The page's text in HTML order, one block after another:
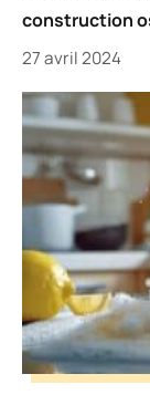
construction
27 avril 2024